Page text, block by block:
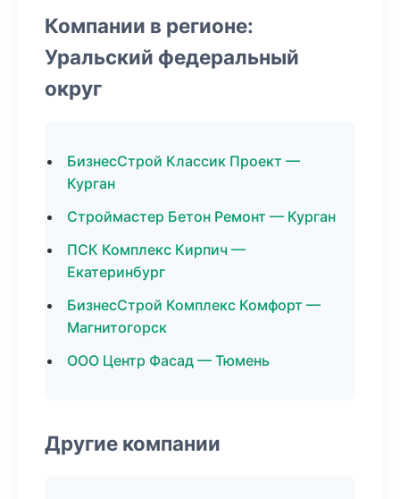
Компании в регионе:
Уральский федеральный
округ
БизнесСтрой Классик Проект —
Курган
Строймастер Бетон Ремонт — Курган
ПСК Комплекс Кирпич —
Екатеринбург
БизнесСтрой Комплекс Комфорт —
Магнитогорск
ООО Центр Фасад — Тюмень
Другие компании